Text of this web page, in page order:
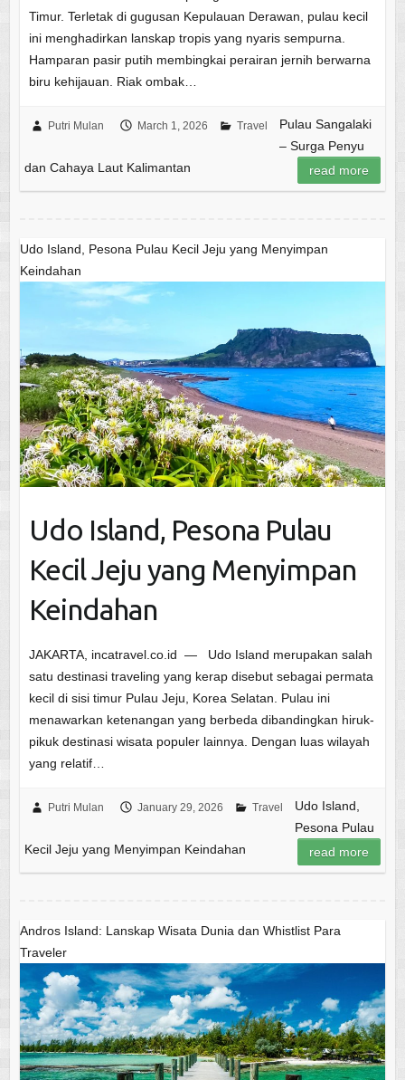
Timur. Terletak di gugusan Kepulauan Derawan, pulau kecil
ini menghadirkan lanskap tropis yang nyaris sempurna.
Hamparan pasir putih membingkai perairan jernih berwarna
biru kehijauan. Riak ombak…
Putri Mulan March 1, 2026 Travel
Pulau Sangalaki
– Surga Penyu
dan Cahaya Laut Kalimantan
read more
Udo Island, Pesona Pulau Kecil Jeju yang Menyimpan
Keindahan
Udo Island, Pesona Pulau
Kecil Jeju yang Menyimpan
Keindahan
JAKARTA, incatravel.co.id — Udo Island merupakan salah
satu destinasi traveling yang kerap disebut sebagai permata
kecil di sisi timur Pulau Jeju, Korea Selatan. Pulau ini
menawarkan ketenangan yang berbeda dibandingkan hiruk-
pikuk destinasi wisata populer lainnya. Dengan luas wilayah
yang relatif…
Putri Mulan January 29, 2026 Travel
Udo Island,
Pesona Pulau
Kecil Jeju yang Menyimpan Keindahan
read more
Andros Island: Lanskap Wisata Dunia dan Whistlist Para
Traveler